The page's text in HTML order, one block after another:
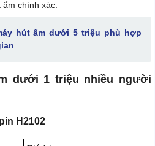
chính xác.
hút ẩm dưới 5 triệu phù hợp
dưới 1 triệu nhiều người
H2102